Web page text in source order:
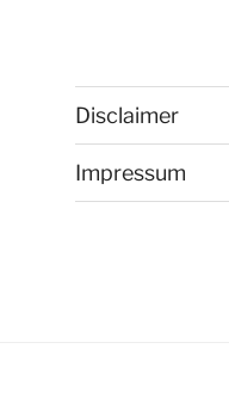
Disclaimer
Impressum